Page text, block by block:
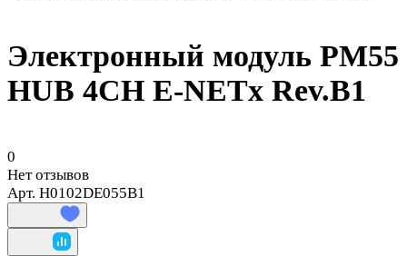
Электронный модуль PM55
HUB 4CH E-NETx Rev.B1
0
Нет отзывов
Арт. H0102DE055B1